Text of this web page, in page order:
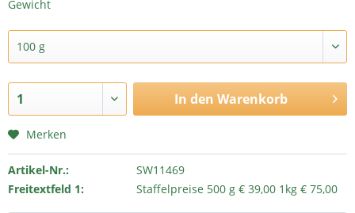
Gewicht
In den Warenkorb
Merken
Artikel-Nr.:
SW11469
Freitextfeld 1:
Staffelpreise 500 g € 39,00 1kg € 75,00